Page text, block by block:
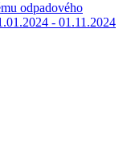
odpadového
- 01.11.2024